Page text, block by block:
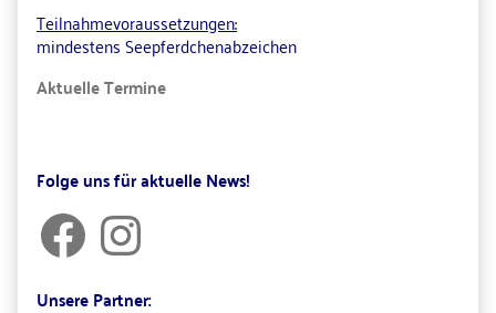
Teilnahmevoraussetzungen:
mindestens Seepferdchenabzeichen
Aktuelle Termine
Primary
Sidebar
Folge uns für aktuelle News!
FacebookInstagram
Unsere Partner: